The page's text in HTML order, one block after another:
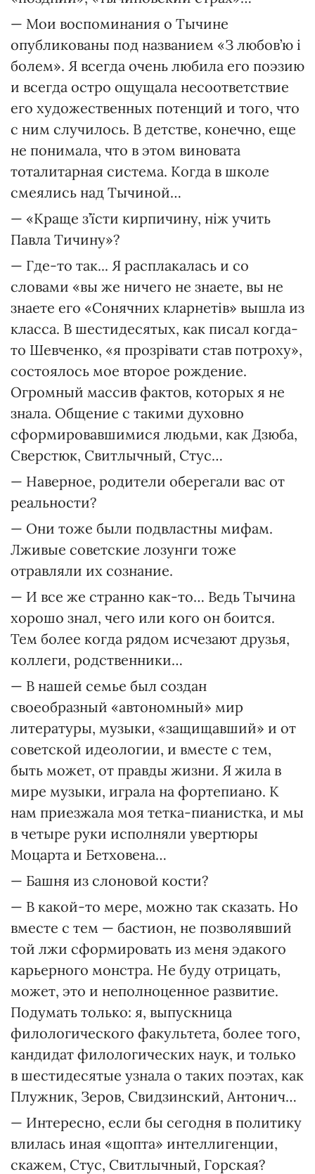
— Мои воспоминания о Тычине
опубликованы под названием «З любов’ю і
болем». Я всегда очень любила его поэзию
и всегда остро ощущала несоответствие
его художественных потенций и того, что
с ним случилось. В детстве, конечно, еще
не понимала, что в этом виновата
тоталитарная система. Когда в школе
смеялись над Тычиной…
— «Краще з’їсти кирпичину, ніж учить
Павла Тичину»?
— Где-то так... Я расплакалась и со
словами «вы же ничего не знаете, вы не
знаете его «Сонячних кларнетів» вышла из
класса. В шестидесятых, как писал когда-
то Шевченко, «я прозрівати став потроху»,
состоялось мое второе рождение.
Огромный массив фактов, которых я не
знала. Общение с такими духовно
сформировавшимися людьми, как Дзюба,
Сверстюк, Свитлычный, Стус…
— Наверное, родители оберегали вас от
реальности?
— Они тоже были подвластны мифам.
Лживые советские лозунги тоже
отравляли их сознание.
— И все же странно как-то… Ведь Тычина
хорошо знал, чего или кого он боится.
Тем более когда рядом исчезают друзья,
коллеги, родственники…
— В нашей семье был создан
своеобразный «автономный» мир
литературы, музыки, «защищавший» и от
советской идеологии, и вместе с тем,
быть может, от правды жизни. Я жила в
мире музыки, играла на фортепиано. К
нам приезжала моя тетка-пианистка, и мы
в четыре руки исполняли увертюры
Моцарта и Бетховена…
— Башня из слоновой кости?
— В какой-то мере, можно так сказать. Но
вместе с тем — бастион, не позволявший
той лжи сформировать из меня эдакого
карьерного монстра. Не буду отрицать,
может, это и неполноценное развитие.
Подумать только: я, выпускница
филологического факультета, более того,
кандидат филологических наук, и только
в шестидесятые узнала о таких поэтах, как
Плужник, Зеров, Свидзинский, Антонич…
— Интересно, если бы сегодня в политику
влилась иная «щопта» интеллигенции,
скажем, Стус, Свитлычный, Горская?